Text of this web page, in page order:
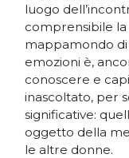
luogo
comprensibile la
mappamondo di
emozioni è,
conoscere e
inascoltato, per
significative:
oggetto della
le altre donne.